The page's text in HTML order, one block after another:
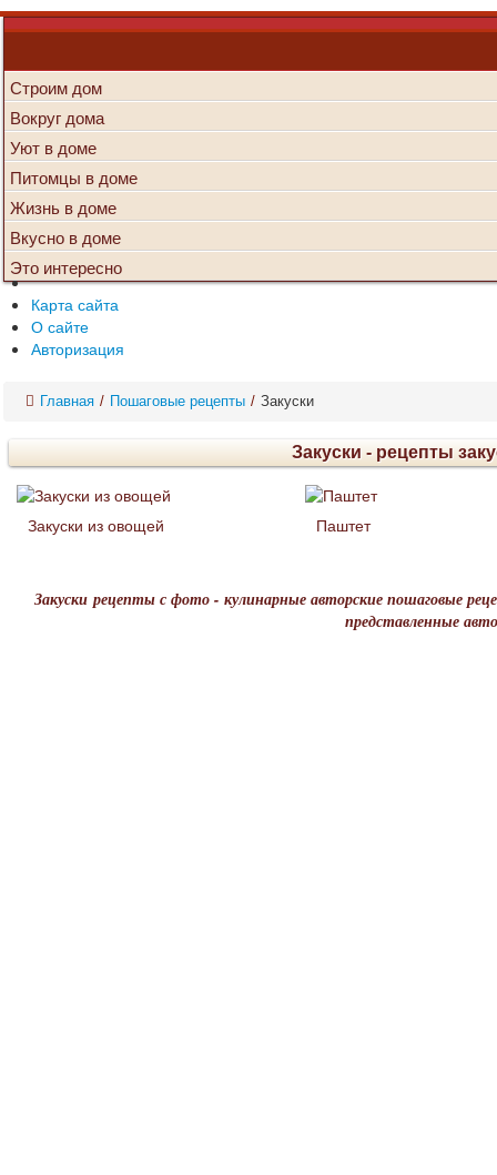
Строим дом
Вокруг дома
Уют в доме
Питомцы в доме
Жизнь в доме
Вкусно в доме
Это интересно
Карта сайта
О сайте
Авторизация
Главная / Пошаговые рецепты / Закуски
Закуски - рецепты
Закуски из овощей Паштет
Закуски рецепты с фото - кулинарные авторские пошаговые
представленные